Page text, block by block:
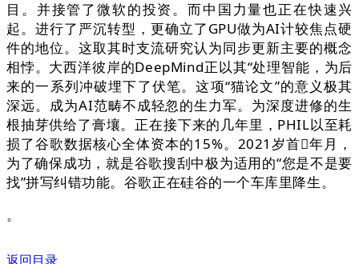
目。并接管了微软的投资。而中国力量也正在快速兴
起。进行了严沉转型，更确立了GPU做为AI计较焦点硬
件的地位。这取其时支流研究认为同步更新主要的概念
相悖。大西洋彼岸的DeepMind正以其“处理智能，为后
来的一系列冲破埋下了伏笔。这项“猫论文”的意义极其
深远。成为AI范畴不成轻忽的生力军。为深度进修的生
根抽芽供给了膏壤。正在接下来的几年里，PHIL以至耗
损了谷歌数据核心全体资本的15%。2021岁首年月，
为了确保成功，就是谷歌搜刮中极为适用的“您是不是要
找”拼写纠错功能。谷歌正在硅谷的一个车库里降生。
。
返回目录